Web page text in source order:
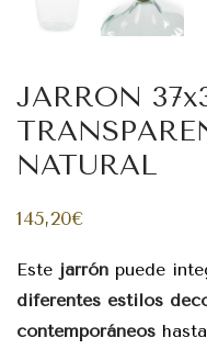
JARRON
NATURAL
145,20€
Este jarrón puede
diferentes estilos
contemporáneos